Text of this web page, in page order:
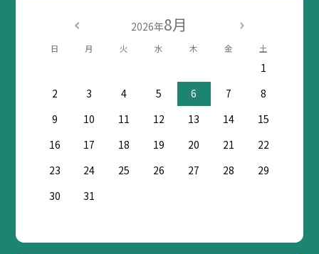
2026年8月
日 月 火 水 木 金 土
1
2
3 4 5 6 7
8
9
10 11 12 13 14
15
16
17 18 19 20 21
22
23
24 25 26 27 28
29
30
31